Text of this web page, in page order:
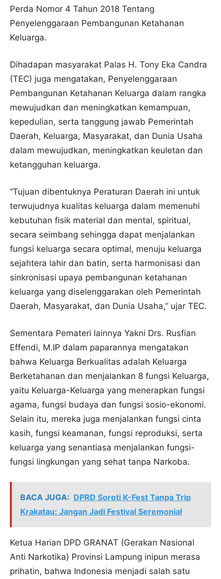
Perda Nomor 4 Tahun 2018 Tentang
Penyelenggaraan Pembangunan Ketahanan
Keluarga.
Dihadapan masyarakat Palas H. Tony Eka Candra
(TEC) juga mengatakan, Penyelenggaraan
Pembangunan Ketahanan Keluarga dalam rangka
mewujudkan dan meningkatkan kemampuan,
kepedulian, serta tanggung jawab Pemerintah
Daerah, Keluarga, Masyarakat, dan Dunia Usaha
dalam mewujudkan, meningkatkan keuletan dan
ketangguhan keluarga.
“Tujuan dibentuknya Peraturan Daerah ini untuk
terwujudnya kualitas keluarga dalam memenuhi
kebutuhan fisik material dan mental, spiritual,
secara seimbang sehingga dapat menjalankan
fungsi keluarga secara optimal, menuju keluarga
sejahtera lahir dan batin, serta harmonisasi dan
sinkronisasi upaya pembangunan ketahanan
keluarga yang diselenggarakan oleh Pemerintah
Daerah, Masyarakat, dan Dunia Usaha,” ujar TEC.
Sementara Pemateri lainnya Yakni Drs. Rusfian
Effendi, M.IP dalam paparannya mengatakan
bahwa Keluarga Berkualitas adalah Keluarga
Berketahanan dan menjalankan 8 fungsi Keluarga,
yaitu Keluarga-Keluarga yang menerapkan fungsi
agama, fungsi budaya dan fungsi sosio-ekonomi.
Selain itu, mereka juga menjalankan fungsi cinta
kasih, fungsi keamanan, fungsi reproduksi, serta
keluarga yang senantiasa menjalankan fungsi-
fungsi lingkungan yang sehat tanpa Narkoba.
BACA JUGA: DPRD Soroti K-Fest Tanpa Trip
Krakatau: Jangan Jadi Festival Seremonial
Ketua Harian DPD GRANAT (Gerakan Nasional
Anti Narkotika) Provinsi Lampung inipun merasa
prihatin, bahwa Indonesia menjadi salah satu